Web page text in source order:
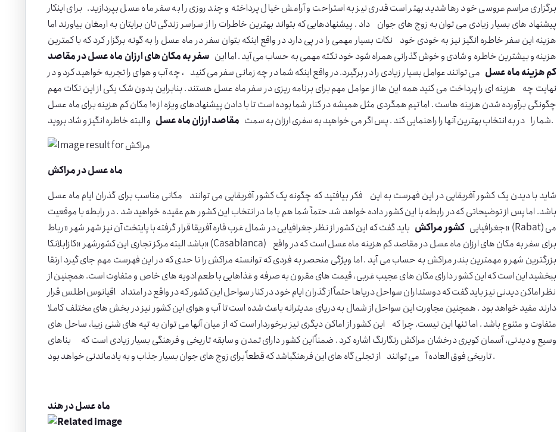
برگزاری مراسم عروسی خود رها شدید بهتر است قدری نیز به استراحت و آرامش خیال پرداخته و چند روزی را به سفر ماه عسل بپردازید. برای اینکار
پیشنهاد های بسیار زیادی می توان به زوج های جوان داد . پیشنهادهایی که بتواند بهترین خاطرات را از سراسر زندگی تان برایتان به ارمغان بیاورند اما
هزینه این سفر خاطره انگیز نیز به خودی خود نکات بسیار مهمی را در پی دارد در واقع اینکه بتوان سفر در ماه عسل را به گونه برگزار کرد که با کمترین
هزینه و بیشترین خاطره و شادی و خوش گذرانی همراه شود خود نکته مهمی به حساب می آید . اما این سفر به مکان های ارزان ماه عسل در مقاصد
کم هزینه ماه عسل می توانند عوامل بسیار زیادی را در برگیرد. در واقع اینکه شما در چه زمانی سفر می کنید ، چه آب و هوای را تجربه خواهید کرد و در
نهایت چه هزینه ای را پرداخت می کنید همه این ها از عوامل مهم برای برنامه ریزی در سفر ماه عسل هستند . بنابراین بدون شک یکی از این نکات مهم
چگونگی برآورده شدن هزینه هاست . اما تیم همگردی مثل همیشه در کنار شما بوده است تا با دادن پیشنهادهای ویژه از ۱۰ مکان کم هزینه برای ماه عسل
شما را در به انتخاب بهترین آنها را راهنمایی کند . پس اگر می خواهید به سفری ارزان به سمت مقاصد ارزان ماه عسل و البته خاطره انگیز و شاد بروید.
ماه عسل در مراکش
شاید با دیدن یک کشور آفریقایی در این فهرست به این فکر بیافتید که چگونه یک کشور آفریقایی می توانند مکانی مناسب برای گذران ایام ماه عسل
باشد. اما پس از توضیحاتی که در رابطه با این کشور داده خواهد شد حتماً شما هم با ما در انتخاب این کشور هم عقیده خواهید شد . در رابطه با موقعیت
جغرافیایی کشور مراکش باید گفت که این کشور از نظر جغرافیایی در شمال غرب قاره آفریقا قرار گرفته با پایتخت آن نیز شهر شهر «رباط» (Rabat) می
باشد البته مرکز تجاری این کشورشهر «کازابلانکا» (Casablanca) برای سفر به مکان های ارزان ماه عسل در مقاصد کم هزینه ماه عسل است که در واقع
بزرگترین شهر و مهمترین بندر مراکش به حساب می آید . اما ویژگی منحصر به فردی که توانسته مراکش را تا حدی که در این فهرست مهم جای گیرد ارتقا
ببخشید این است که این کشور دارای مکان های عجیب غربی، قیمت های مقرون به صرفه و غذاهایی با طعم ادویه های خاص و متفاوت است. همچنین از
نظر اماکن دیدنی نیز باید گفت که دوستداران سواحل دریاها حتماً از گذران ایام خود در کنار سواحل این کشور که در واقع در امتداد اقیانوس اطلس قرار
دارند مفید خواهد بود . همچنین مجاورت این سواحل از شمال به دریای مدیترانه باعث شده است تا آب و هوای این کشور نیز در بخش های مختلف کاملا
متفاوت و متنوع باشد . اما تنها این نیست. چرا که این کشور از اماکن دیگری نیز برخوردار است که از میان آنها می توان به تپه های شنی زیبا، ساحل های
وسیع و دیدنی، آسمان کویری درخشان مراکش رنگارنگ اشاره کرد . ضمناً این کشور دارای تمدن و سابقه تاریخی و فرهنگی بسیار زیادی است که بناهای
تاریخی فوق العاده آ می توانند از تجلی گاه های این فرهنگباشد که قطعاً برای زوج های جوان بسیار جذاب و به یادماندنی خواهد بود .
ماه عسل در هند